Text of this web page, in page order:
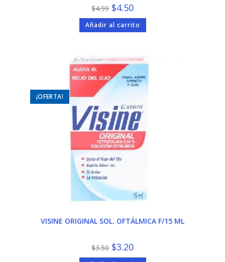
$4.99 El
precio
original
era:
$4.99.
$4.50El
precio
actual
es:
$4.50.
Añadir al carrito
¡OFERTA!
VISINE ORIGINAL SOL. OFTÁLMICA F/15 ML
$3.50 El
precio
original
$3.20El
precio
actual